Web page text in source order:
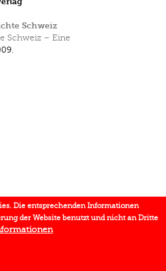
Schweiz
Schweiz – Eine
Die entsprechenden Informationen
der Website benutzt und nicht an Dritte